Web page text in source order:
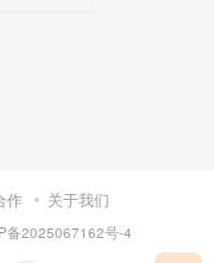
作 关于我们
备2025067162号-4